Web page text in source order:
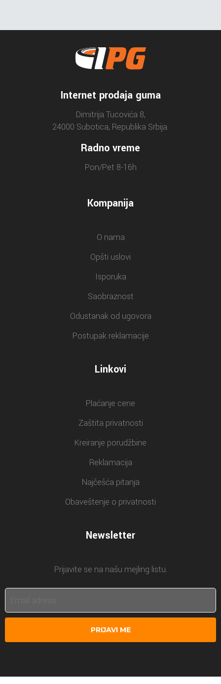
Internet prodaja guma
Dimitrija Tucovića 8,
24000 Subotica, Republika Srbija.
Radno vreme
Pon/Pet 8-16h
Kompanija
O nama
Opšti uslovi
Isporuka
Saobraznost
Odustanak od ugovora
Postupak reklamacije
Linkovi
Plaćanje cene
Zaštita privatnosti
Kreiranje porudžbine
Reklamacija
Najčešća pitanja
Obaveštenje o privatnosti
Newsletter
Prijavite se na našu mejling listu.
PRIJAVI ME